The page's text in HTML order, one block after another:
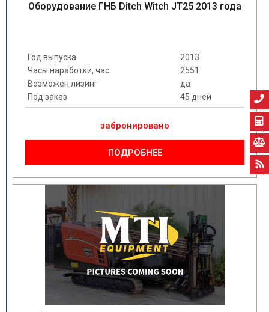
Оборудование ГНБ Ditch Witch JT25 2013 года
Год выпуска
2013
Часы наработки, час
2551
Возможен лизинг
да
Под заказ
45 дней
забронировано
ПОДРОБНЕЕ